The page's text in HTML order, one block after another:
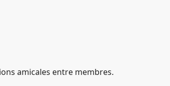
amicales entre membres.